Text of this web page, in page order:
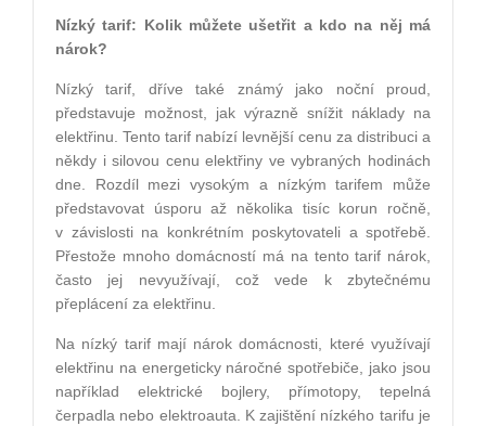
Nízký tarif: Kolik můžete ušetřit a kdo na něj má
nárok?
Nízký tarif, dříve také známý jako noční proud,
představuje možnost, jak výrazně snížit náklady na
elektřinu. Tento tarif nabízí levnější cenu za distribuci a
někdy i silovou cenu elektřiny ve vybraných hodinách
dne. Rozdíl mezi vysokým a nízkým tarifem může
představovat úsporu až několika tisíc korun ročně,
v závislosti na konkrétním poskytovateli a spotřebě.
Přestože mnoho domácností má na tento tarif nárok,
často jej nevyužívají, což vede k zbytečnému
přeplácení za elektřinu.
Na nízký tarif mají nárok domácnosti, které využívají
elektřinu na energeticky náročné spotřebiče, jako jsou
například elektrické bojlery, přímotopy, tepelná
čerpadla nebo elektroauta. K zajištění nízkého tarifu je